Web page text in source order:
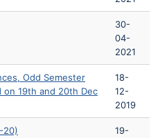
30-
04-
2021
Odd Semester
on 19th and 20th Dec
18-
12-
2019
20)
19-